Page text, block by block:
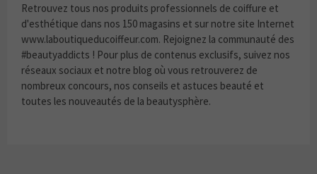
Retrouvez tous nos produits professionnels de coiffure et
d'esthétique dans nos 150 magasins et sur notre site Internet
www.laboutiqueducoiffeur.com. Rejoignez la communauté des
#beautyaddicts ! Pour plus de contenus exclusifs, suivez nos
réseaux sociaux et notre blog où vous retrouverez de
nombreux concours, nos conseils et astuces beauté et
toutes les nouveautés de la beautysphère.